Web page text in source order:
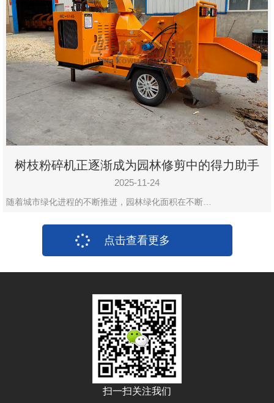
树枝粉碎机正逐渐成为园林修剪中的得力助手
2025-11-24
随着城市绿化进程的不断推进，园林绿化面积在不断…
点击查看更多
扫一扫关注我们